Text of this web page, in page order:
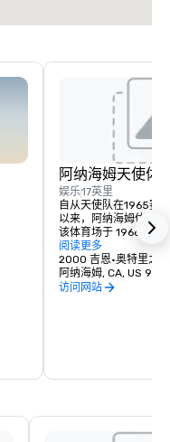
阿纳海姆天使体
娱乐17英里
自从天使队在1965赛
以来，阿纳海姆体育
该体育场于 1966 年 4
利福尼亚天使队在一
山巨人队。球队的第
1966年4月19日对阵
天使队于 1961 年在箭
65,158 人（后来为
阅读更多
2000 吉恩·奥特里之路
阿纳海姆, CA, US
访问网站